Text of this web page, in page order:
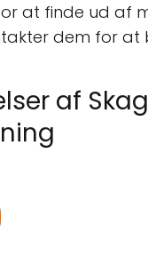
at finde ud af
dem for at
af